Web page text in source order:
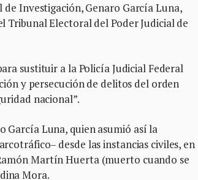
Investigación, Genaro García Luna,
Tribunal Electoral del Poder Judicial de
sustituir a la Policía Judicial Federal
y persecución de delitos del orden
nacional”.
García Luna, quien asumió así la
desde las instancias civiles, en
Martín Huerta (muerto cuando se
Mora.